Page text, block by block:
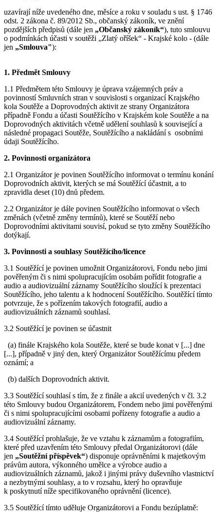
uzavírají níže uvedeného dne, měsíce a roku v souladu s ust. § 1746
odst. 2 zákona č. 89/2012 Sb., občanský zákoník, ve znění
pozdějších předpisů (dále jen „Občanský zákoník“), tuto smlouvu
o podmínkách účasti v soutěži „Zlatý oříšek“ - Krajské kolo - (dále
jen „Smlouva"):
1. Předmět Smlouvy
1.1 Předmětem této Smlouvy je úprava vzájemných práv a
povinností Smluvních stran v souvislosti s organizací Krajského
kola Soutěže a Doprovodných aktivit ze strany Organizátora
případně Fondu a účasti Soutěžícího v Krajském kole Soutěže a na
Doprovodných aktivitách včetně udělení souhlasů k související a
následné propagaci Soutěže, Soutěžícího a nakládání s osobními
údaji Soutěžícího.
2. Povinnosti organizátora
2.1 Organizátor je povinen Soutěžícího informovat o termínu konání
Doprovodních aktivit, kterých se má Soutěžící účastnit, a to
zpravidla deset (10) dnů předem.
2.2 Organizátor je dále povinen Soutěžícího informovat o všech
změnách (včetně změny termínů), které se Soutěží nebo
Doprovodními aktivitami souvisí, pokud se tyto změny Soutěžícího
dotýkají.
3. Povinnosti a souhlasy Soutěžícího/licence
3.1 Soutěžící je povinen umožnit Organizátorovi, Fondu nebo jimi
pověřeným či s nimi spolupracujícím osobám pořídit fotografie a
audio a audiovizuální záznamy Soutěžícího sloužící k prezentaci
Soutěžícího, jeho talentu a k hodnocení Soutěžícího. Soutěžící tímto
potvrzuje, že s pořízením takových fotografií, audio a
audiovizuálních záznamů souhlasí.
3.2 Soutěžící je povinen se účastnit
(a) finále Krajského kola Soutěže, které se bude konat v [...] dne
[...], případně v jiný den, který Organizátor Soutěžícímu předem
oznámí; a
(b) dalších Doprovodních aktivit.
3.3 Soutěžící souhlasí s tím, že z finále a akcií uvedených v čl. 3.2
této Smlouvy budou Organizátorem, Fondem nebo jimi pověřenými
či s nimi spolupracujícími osobami pořízeny fotografie a audio a
audiovizuální záznamy.
3.4 Soutěžící prohlašuje, že ve vztahu k záznamům a fotografiím,
které před uzavřením této Smlouvy předal Organizátorovi (dále
jen „Soutěžní příspěvek“) disponuje oprávněními k majetkovým
právům autora, výkonného umělce a výrobce audio a
audiovizuálních záznamů, jakož i jinými právy duševního vlastnictví
a nezbytnými souhlasy, a to v rozsahu, který ho opravňuje
k poskytnutí níže specifikovaného oprávnění (licence).
3.5 Soutěžící tímto uděluje Organizátorovi a Fondu bezúplatně: